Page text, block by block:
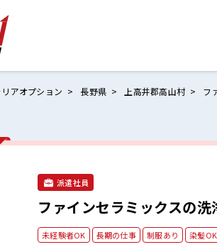
ログ
ホームにもどる
お気に入りリス
お問い合わせ
アオプション 長野県 上高井郡高山村 フ
派遣社員
ファインセラミックスの
未経験者OK 長期の仕事 制服あり 染髪OK